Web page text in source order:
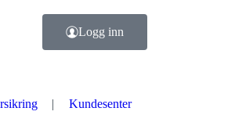
Logg inn
Kundesenter